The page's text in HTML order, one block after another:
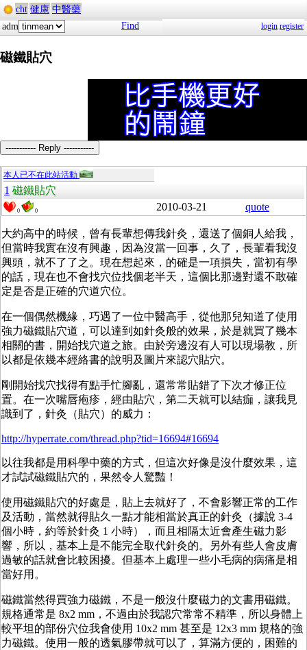
cht 健康 中醫藥
adm
Find login register
磁鐵貼穴
----------- Reply -----------
本人已不在此站活動
1 磁鐵貼穴
0 0 2010-03-21 quote
大約高中的時候，曾有長輩想傳我針灸，還送了個銅人給我，
但當時我實在沒有興趣，因為沒當一回事，久了，長輩看我沒
興頭，就不了了之。現在想起來，的確是一項損失，當初有學
的話，現在也不會找穴位找個老半天，這個比那邊對還不敢確
定是否是正確的穴道穴位。
在一個偶然機緣，巧遇了一位中醫高手，從他那兒知道了使用
強力磁鐵貼穴道，可以達到如針灸般的效果，於是就買了幾本
相關的書，開始找穴道之旅。由於旁邊沒有人可以現場教，所
以都是依幾本經絡書的說明及圖片來認穴貼穴。
剛開始找穴找得有點手忙腳亂，還常常貼錯了下次才修正位
置。在一次嘴唇疱疹，經由貼穴，第二天就可以結痂，讓我見
識到了，針灸（貼穴）的威力：
http://hyperrate.com/thread.php?tid=16694#16694
以往我都是用科學中藥的方式，但這次好像是沒什麼效果，這
才試試磁鐵貼穴的，果然令人驚豔！
使用磁鐵貼穴的好處是，貼上去就好了，不會影響正常的工作
及活動，當然就得貼久一點才能相當於真正的針灸（據說 3-4
個小時，約等於針灸 1 小時），而且相隔太近會產生磁力影
響，所以，基本上是不能完全取代針灸的。另外有些人會皮膚
過敏的話就會比較困擾。但基本上處理一些小毛病的病痛是相
當好用。
磁鐵當然得買強力磁鐵，不是一般沒什麼磁力的文書用磁鐵。
規格通常是 8x2 mm，不過由於我認穴常常不精準，所以身體上
較平坦的部份穴位我會使用 10x2 mm 甚至是 12x3 mm 規格的強
力磁鐵。使用一般的透氣膠帶就可以了，算滿方便的，困難的